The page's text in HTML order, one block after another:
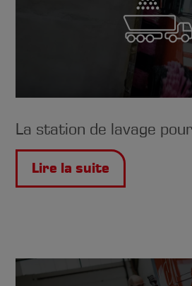
La station de lavage
Lire la suite